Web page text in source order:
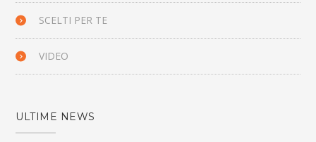
SCELTI PER TE
VIDEO
ULTIME NEWS